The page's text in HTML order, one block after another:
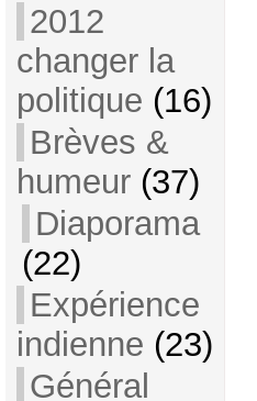
2012
changer la
politique (16)
Brèves &
humeur(37)
Diaporama
(22)
Expérience
indienne (23)
Général